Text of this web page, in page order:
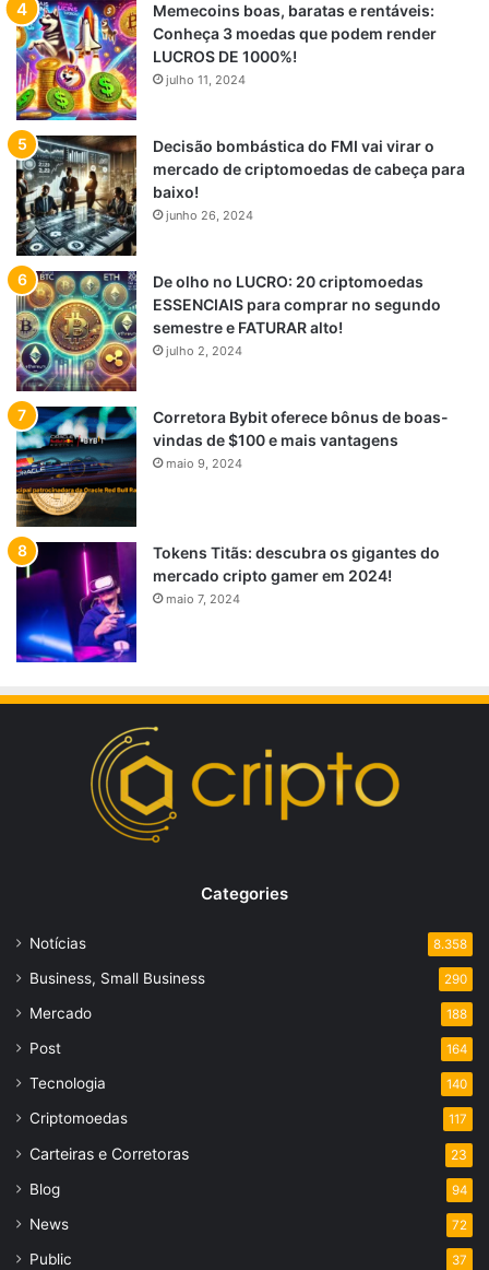
Memecoins boas, baratas e rentáveis:
Conheça 3 moedas que podem render
LUCROS DE 1000%!
julho 11, 2024
Decisão bombástica do FMI vai virar o
mercado de criptomoedas de cabeça para
baixo!
junho 26, 2024
De olho no LUCRO: 20 criptomoedas
ESSENCIAIS para comprar no segundo
semestre e FATURAR alto!
julho 2, 2024
Corretora Bybit oferece bônus de boas-
vindas de $100 e mais vantagens
maio 9, 2024
Tokens Titãs: descubra os gigantes do
mercado cripto gamer em 2024!
maio 7, 2024
Categories
Notícias 8.358
Business, Small Business 290
Mercado 188
Post 164
Tecnologia 140
Criptomoedas 117
Carteiras e Corretoras 23
Blog 94
News 72
Public 37